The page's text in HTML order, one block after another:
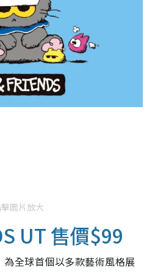
圖片放大
UT 售價$99
全球首個以多款藝術風格展